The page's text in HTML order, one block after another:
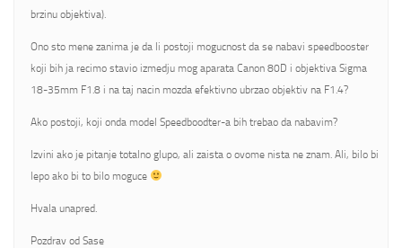
brzinu objektiva).
Ono sto mene zanima je da li postoji mogucnost da se nabavi speedbooster
koji bih ja recimo stavio izmedju mog aparata Canon 80D i objektiva Sigma
18-35mm F1.8 i na taj nacin mozda efektivno ubrzao objektiv na F1.4?
Ako postoji, koji onda model Speedboodter-a bih trebao da nabavim?
Izvini ako je pitanje totalno glupo, ali zaista o ovome nista ne znam. Ali, bilo bi
lepo ako bi to bilo moguce
Hvala unapred.
Pozdrav od Sase